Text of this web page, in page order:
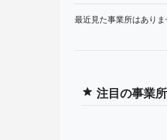
最近見た事業所はありま
注目の事業所